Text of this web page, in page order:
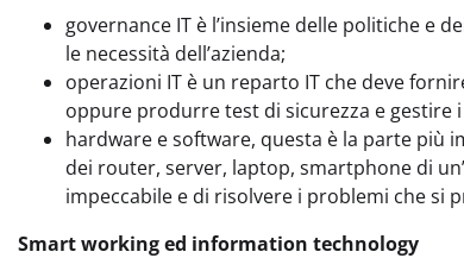
governance IT è l’insieme delle politiche e
le necessità dell’azienda;
operazioni IT è un reparto IT che deve
oppure produrre test di sicurezza e gestire
hardware e software, questa è la parte più
dei router, server, laptop, smartphone di
impeccabile e di risolvere i problemi che si
Smart working ed information technology